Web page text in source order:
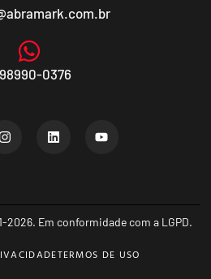
98990-0376
Em conformidade com a LGPD.
TERMOS DE USO